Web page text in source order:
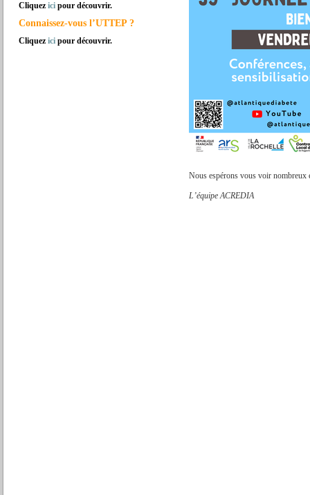
Cliquez ici pour découvrir.
Connaissez-vous l’UTTEP ?
Cliquez ici pour découvrir.
Nous espérons vous voir nombreux
L’équipe ACREDIA